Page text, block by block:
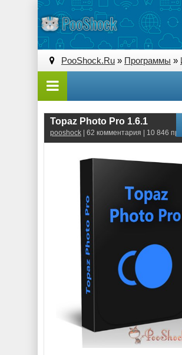
PooShock.Ru » Программы »
Topaz Photo Pro 1.6.1
pooshock | 62 комментария | 10 846